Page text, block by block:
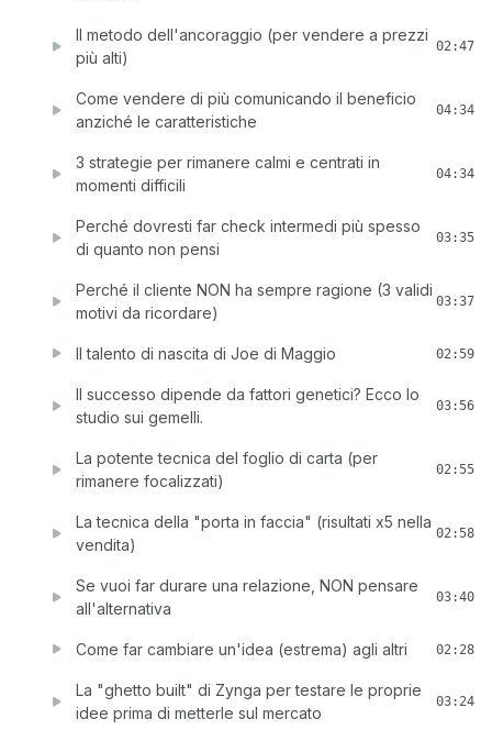
Il metodo dell'ancoraggio (per vendere a prezzi
più alti)
02:47
Come vendere di più comunicando il beneficio
anziché le caratteristiche
04:34
3 strategie per rimanere calmi e centrati in
momenti difficili
04:34
Perché dovresti far check intermedi più spesso
di quanto non pensi
03:35
Perché il cliente NON ha sempre ragione (3 validi
motivi da ricordare)
03:37
Il talento di nascita di Joe di Maggio 02:59
Il successo dipende da fattori genetici? Ecco lo
studio sui gemelli.
03:56
La potente tecnica del foglio di carta (per
rimanere focalizzati)
02:55
La tecnica della "porta in faccia" (risultati x5 nella
vendita)
02:58
Se vuoi far durare una relazione, NON pensare
all'alternativa
03:40
Come far cambiare un'idea (estrema) agli altri 02:28
La "ghetto built" di Zynga per testare le proprie
idee prima di metterle sul mercato
03:24